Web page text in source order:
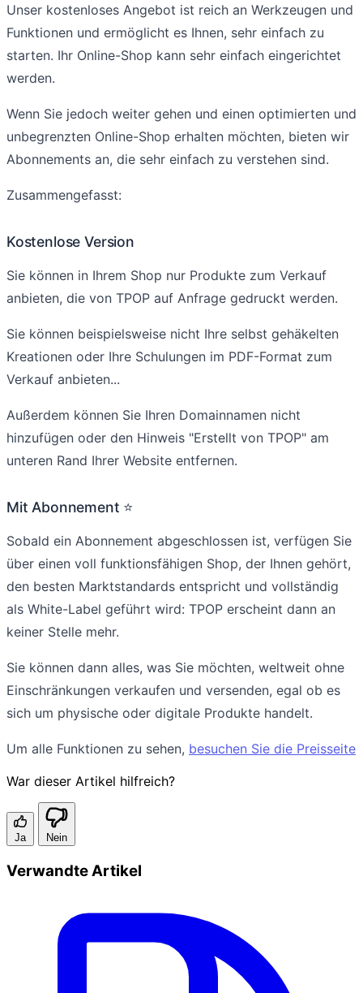
Unser kostenloses Angebot ist reich an Werkzeugen und
Funktionen und ermöglicht es Ihnen, sehr einfach zu
starten. Ihr Online-Shop kann sehr einfach eingerichtet
werden.
Wenn Sie jedoch weiter gehen und einen optimierten und
unbegrenzten Online-Shop erhalten möchten, bieten wir
Abonnements an, die sehr einfach zu verstehen sind.
Zusammengefasst:
Kostenlose Version
Sie können in Ihrem Shop nur Produkte zum Verkauf
anbieten, die von TPOP auf Anfrage gedruckt werden.
Sie können beispielsweise nicht Ihre selbst gehäkelten
Kreationen oder Ihre Schulungen im PDF-Format zum
Verkauf anbieten...
Außerdem können Sie Ihren Domainnamen nicht
hinzufügen oder den Hinweis "Erstellt von TPOP" am
unteren Rand Ihrer Website entfernen.
Mit Abonnement ⭐
Sobald ein Abonnement abgeschlossen ist, verfügen Sie
über einen voll funktionsfähigen Shop, der Ihnen gehört,
den besten Marktstandards entspricht und vollständig
als White-Label geführt wird: TPOP erscheint dann an
keiner Stelle mehr.
Sie können dann alles, was Sie möchten, weltweit ohne
Einschränkungen verkaufen und versenden, egal ob es
sich um physische oder digitale Produkte handelt.
Um alle Funktionen zu sehen, besuchen Sie die Preisseite
War dieser Artikel hilfreich?
Ja Nein
Verwandte Artikel